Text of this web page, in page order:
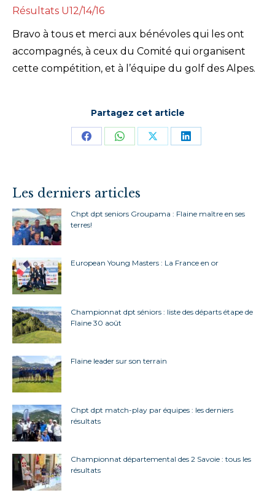
Résultats U12/14/16
Bravo à tous et merci aux bénévoles qui les ont
accompagnés, à ceux du Comité qui organisent
cette compétition, et à l’équipe du golf des Alpes.
Partagez cet article
PartagerPartagerPartagerPartager
Les derniers articles
Chpt dpt seniors Groupama : Flaine maître en ses
terres!
European Young Masters : La France en or
Championnat dpt séniors : liste des départs étape de
Flaine 30 août
Flaine leader sur son terrain
Chpt dpt match-play par équipes : les derniers
résultats
Championnat départemental des 2 Savoie : tous les
résultats